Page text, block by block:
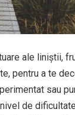
ale liniștii,
pentru a te
sau
de